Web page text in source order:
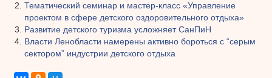
Тематический семинар и мастер-класс «Управление
проектом в сфере детского оздоровительного отдыха»
Развитие детского туризма усложняет СанПиН
Власти Ленобласти намерены активно бороться с “серым
сектором” индустрии детского отдыха